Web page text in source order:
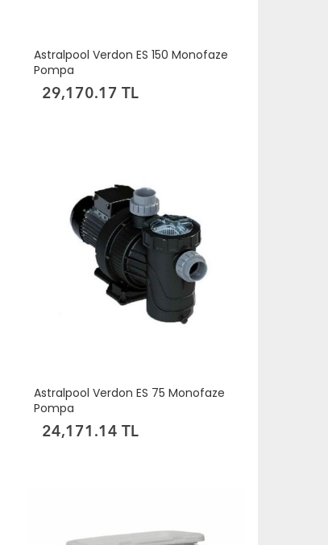
Astralpool Verdon ES 150 Monofaze
Pompa
29,170.17 TL
Astralpool Verdon ES 75 Monofaze
Pompa
24,171.14 TL